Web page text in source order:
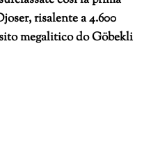
risalente a 4.600
megalitico do Göbekli